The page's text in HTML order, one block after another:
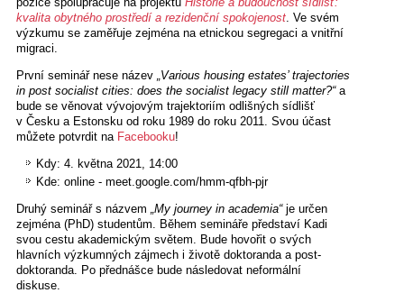
kvalita obytného prostředí a rezidenční spokojenost. Ve svém
výzkumu se zaměřuje zejména na etnickou segregaci a vnitřní
migraci.
První seminář nese název „Various housing estates’ trajectories
in post socialist cities: does the socialist legacy still matter?“a
bude se věnovat vývojovým trajektoriím odlišných sídlišť
v Česku a Estonsku od roku 1989 do roku 2011. Svou účast
můžete potvrdit na Facebooku!
Kdy: 4. května 2021, 14:00
Kde: online - meet.google.com/hmm-qfbh-pjr
Druhý seminář s názvem „My journey in academia“je určen
zejména (PhD) studentům. Během semináře představí Kadi
svou cestu akademickým světem. Bude hovořit o svých
hlavních výzkumných zájmech i životě doktoranda a post-
doktoranda. Po přednášce bude následovat neformální
diskuse.